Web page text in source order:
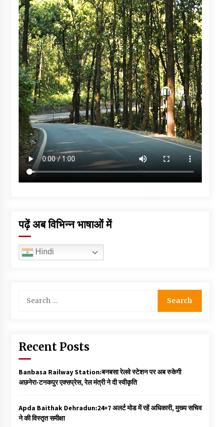
पढ़ें अब विभिन्न भाषाओं में
Hindi
for:
Recent Posts
Banbasa Railway Station:बनबसा रेलवे स्टेशन पर अब रुकेगी
अछनेरा-टनकपुर एक्सप्रेस, रेल मंत्री ने दी स्वीकृति
Apda Baithak Dehradun:24×7 अलर्ट मोड में रहें अधिकारी, मुख्य सचिव
ने की विस्तृत समीक्षा